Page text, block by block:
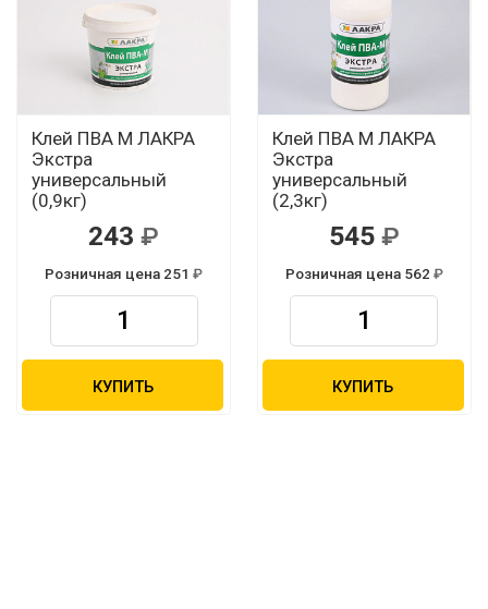
Клей ПВА М ЛАКРА
Экстра
универсальный
(0,9кг)
243
Розничная цена 251
КУПИТЬ
Клей ПВА М ЛАКРА
Экстра
универсальный
(2,3кг)
545
Розничная цена 562
КУПИТЬ